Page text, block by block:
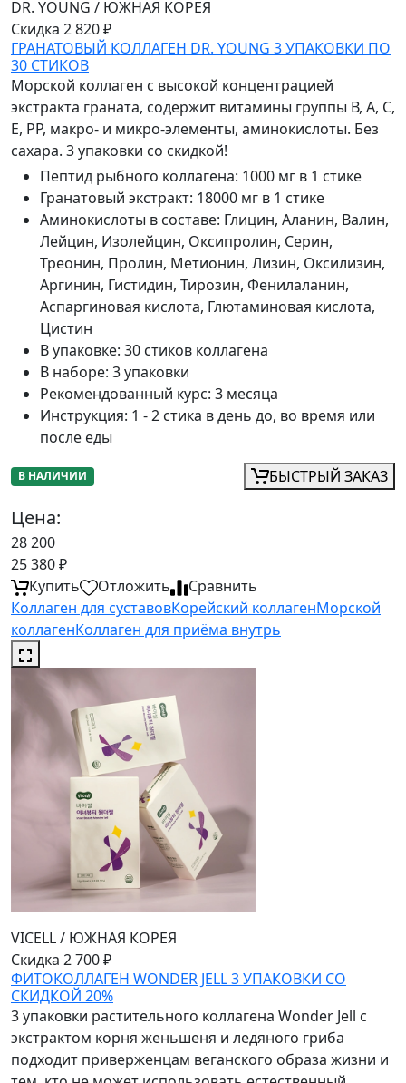
DR. YOUNG / ЮЖНАЯ КОРЕЯ
Скидка 2 820 ₽
ГРАНАТОВЫЙ КОЛЛАГЕН DR. YOUNG 3 УПАКОВКИ ПО
30 СТИКОВ
Морской коллаген с высокой концентрацией
экстракта граната, содержит витамины группы В, А, С,
Е, РР, макро- и микро-элементы, аминокислоты. Без
сахара. 3 упаковки со скидкой!
Пептид рыбного коллагена: 1000 мг в 1 стике
Гранатовый экстракт: 18000 мг в 1 стике
Аминокислоты в составе: Глицин, Аланин, Валин,
Лейцин, Изолейцин, Оксипролин, Серин,
Треонин, Пролин, Метионин, Лизин, Оксилизин,
Аргинин, Гистидин, Тирозин, Фенилаланин,
Аспаргиновая кислота, Глютаминовая кислота,
Цистин
В упаковке: 30 стиков коллагена
В наборе: 3 упаковки
Рекомендованный курс: 3 месяца
Инструкция: 1 - 2 стика в день до, во время или
после еды
В НАЛИЧИИ БЫСТРЫЙ ЗАКАЗ
Цена:
28 200
25 380₽
Купить
Отложить
Сравнить
Коллаген для суставовКорейский коллагенМорской
коллагенКоллаген для приёма внутрь
VICELL/ ЮЖНАЯ КОРЕЯ
Скидка 2 700 ₽
ФИТОКОЛЛАГЕН WONDER JELL 3 УПАКОВКИ СО
СКИДКОЙ 20%
3 упаковки растительного коллагена Wonder Jell с
экстрактом корня женьшеня и ледяного гриба
подходит приверженцам веганского образа жизни и